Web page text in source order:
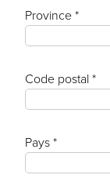
Province *
Code postal *
Pays *